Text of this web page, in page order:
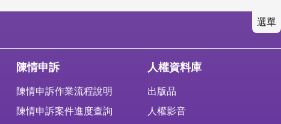
選單
陳情申訴
陳情申訴作業流程說明
陳情申訴案件進度查詢
人權資料庫
出版品
人權影音